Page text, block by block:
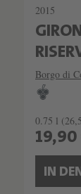
2015
Borgo di
0.75 l
19,90
IN